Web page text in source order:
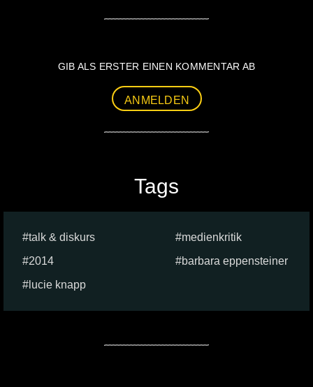
GIB ALS ERSTER EINEN KOMMENTAR AB
ANMELDEN
Tags
talk & diskurs
medienkritik
2014
barbara eppensteiner
lucie knapp